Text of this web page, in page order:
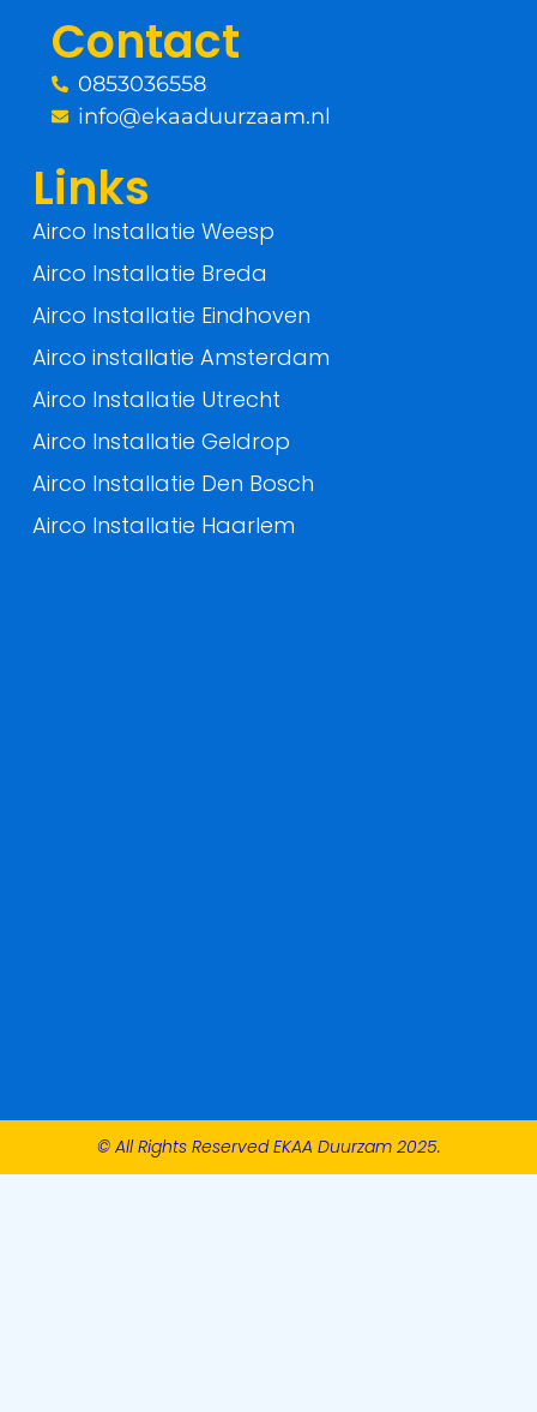
k
-
Contact
0853036558
info@ekaaduurzaam.nl
Links
Airco Installatie Weesp
Airco Installatie Breda
Airco Installatie Eindhoven
Airco installatie Amsterdam
Airco Installatie Utrecht
Airco Installatie Geldrop
Airco Installatie Den Bosch
Airco Installatie Haarlem
© All Rights Reserved EKAA Duurzam 2025.